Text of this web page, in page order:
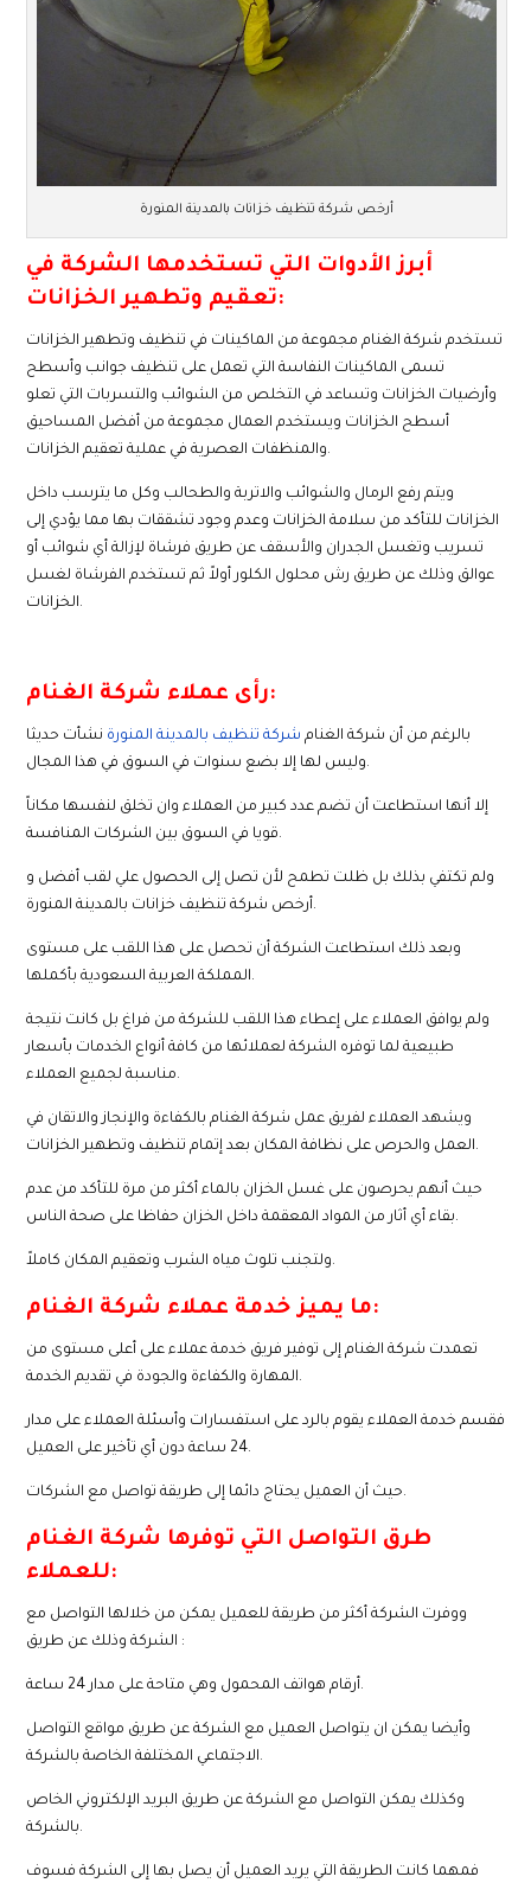
أرخص شركة تنظيف خزانات بالمدينة المنورة
أبرز الأدوات التي تستخدمها الشركة في
تعقيم وتطهير الخزانات:
تستخدم شركة الغنام مجموعة من الماكينات في تنظيف وتطهير الخزانات
تسمى الماكينات النفاسة التي تعمل على تنظيف جوانب وأسطح
وأرضيات الخزانات وتساعد في التخلص من الشوائب والتسربات التي تعلو
أسطح الخزانات ويستخدم العمال مجموعة من أفضل المساحيق
والمنظفات العصرية في عملية تعقيم الخزانات.
ويتم رفع الرمال والشوائب والاتربة والطحالب وكل ما يترسب داخل
الخزانات للتأكد من سلامة الخزانات وعدم وجود تشققات بها مما يؤدي إلى
تسريب وتغسل الجدران والأسقف عن طريق فرشاة لإزالة أي شوائب أو
عوالق وذلك عن طريق رش محلول الكلور أولاً ثم تستخدم الفرشاة لغسل
الخزانات.
رأى عملاء شركة الغنام:
بالرغم من أن شركة الغنام شركة تنظيف بالمدينة المنورة نشأت حديثا
وليس لها إلا بضع سنوات في السوق في هذا المجال.
إلا أنها استطاعت أن تضم عدد كبير من العملاء وان تخلق لنفسها مكاناً
قويا في السوق بين الشركات المنافسة.
ولم تكتفي بذلك بل ظلت تطمح لأن تصل إلى الحصول علي لقب أفضل و
أرخص شركة تنظيف خزانات بالمدينة المنورة.
وبعد ذلك استطاعت الشركة أن تحصل على هذا اللقب على مستوى
المملكة العربية السعودية بأكملها.
ولم يوافق العملاء على إعطاء هذا اللقب للشركة من فراغ بل كانت نتيجة
طبيعية لما توفره الشركة لعملائها من كافة أنواع الخدمات بأسعار
مناسبة لجميع العملاء.
ويشهد العملاء لفريق عمل شركة الغنام بالكفاءة والإنجاز والاتقان في
العمل والحرص على نظافة المكان بعد إتمام تنظيف وتطهير الخزانات.
حيث أنهم يحرصون على غسل الخزان بالماء أكثر من مرة للتأكد من عدم
بقاء أي أثار من المواد المعقمة داخل الخزان حفاظا على صحة الناس.
ولتجنب تلوث مياه الشرب وتعقيم المكان كاملاً.
ما يميز خدمة عملاء شركة الغنام:
تعمدت شركة الغنام إلى توفير فريق خدمة عملاء على أعلى مستوى من
المهارة والكفاءة والجودة في تقديم الخدمة.
فقسم خدمة العملاء يقوم بالرد على استفسارات وأسئلة العملاء على مدار
24 ساعة دون أي تأخير على العميل.
حيث أن العميل يحتاج دائما إلى طريقة تواصل مع الشركات.
طرق التواصل التي توفرها شركة الغنام
للعملاء:
ووفرت الشركة أكثر من طريقة للعميل يمكن من خلالها التواصل مع
الشركة وذلك عن طريق :
أرقام هواتف المحمول وهي متاحة على مدار 24 ساعة.
وأيضا يمكن ان يتواصل العميل مع الشركة عن طريق مواقع التواصل
الاجتماعي المختلفة الخاصة بالشركة.
وكذلك يمكن التواصل مع الشركة عن طريق البريد الإلكتروني الخاص
بالشركة.
فمهما كانت الطريقة التي يريد العميل أن يصل بها إلى الشركة فسوف